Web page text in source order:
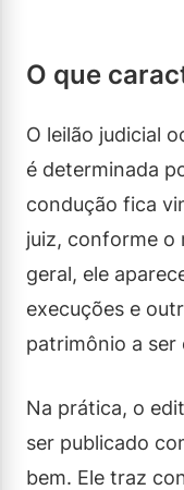
O que
O leilão judicial
é determinada
condução fica
juiz, conforme o
geral, ele
execuções e
patrimônio a
Na prática, o
ser publicado
bem. Ele traz